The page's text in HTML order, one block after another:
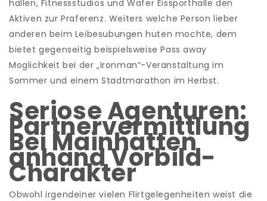
hallen, Fitnessstudios und Wafer Eissporthalle den
Aktiven zur Praferenz. Weiters welche Person lieber
anderen beim Leibesubungen huten mochte, dem
bietet gegenseitig beispielsweise Pass away
Moglichkeit bei der „Ironman“-Veranstaltung im
Sommer und einem Stadtmarathon im Herbst.
Seriose Agenturen:
Partnervermittlung
Bei Mainhatten
anhand Vorbild-
Charakter
Obwohl irgendeiner vielen Flirtgelegenheiten weist die